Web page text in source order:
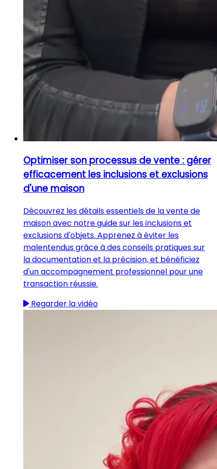
Optimiser son processus de vente : gérer
efficacement les inclusions et exclusions
d'une maison
Découvrez les détails essentiels de la vente de
maison avec notre guide sur les inclusions et
exclusions d'objets. Apprenez à éviter les
malentendus grâce à des conseils pratiques sur
la documentation et la précision, et bénéficiez
d'un accompagnement professionnel pour une
transaction réussie.
Regarder la vidéo